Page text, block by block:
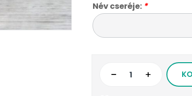
Név cseréje: *